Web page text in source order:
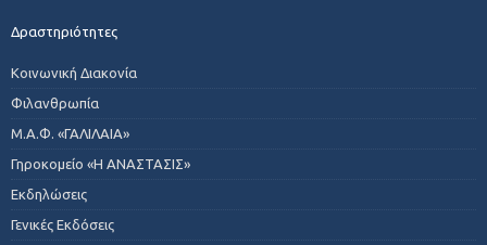
Δραστηριότητες
Κοινωνική Διακονία
Φιλανθρωπία
Μ.Α.Φ. «ΓΑΛΙΛΑΙΑ»
Γηροκομείο «Η ΑΝΑΣΤΑΣΙΣ»
Εκδηλώσεις
Γενικές Εκδόσεις